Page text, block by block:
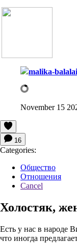
malika-
November 15
16
Categories:
Общество
Отношения
Cancel
Холостяк,
Есть у нас в народе
что иногда